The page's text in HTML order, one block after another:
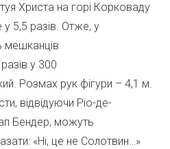
Христа на горі Корковаду
5,5 разів. Отже, у
мешканців
у 300
Розмах рук фігури – 4,1 м.
відвідуючи Ріо-де-
Бендер, можуть
«Ні, це не Солотвин…»